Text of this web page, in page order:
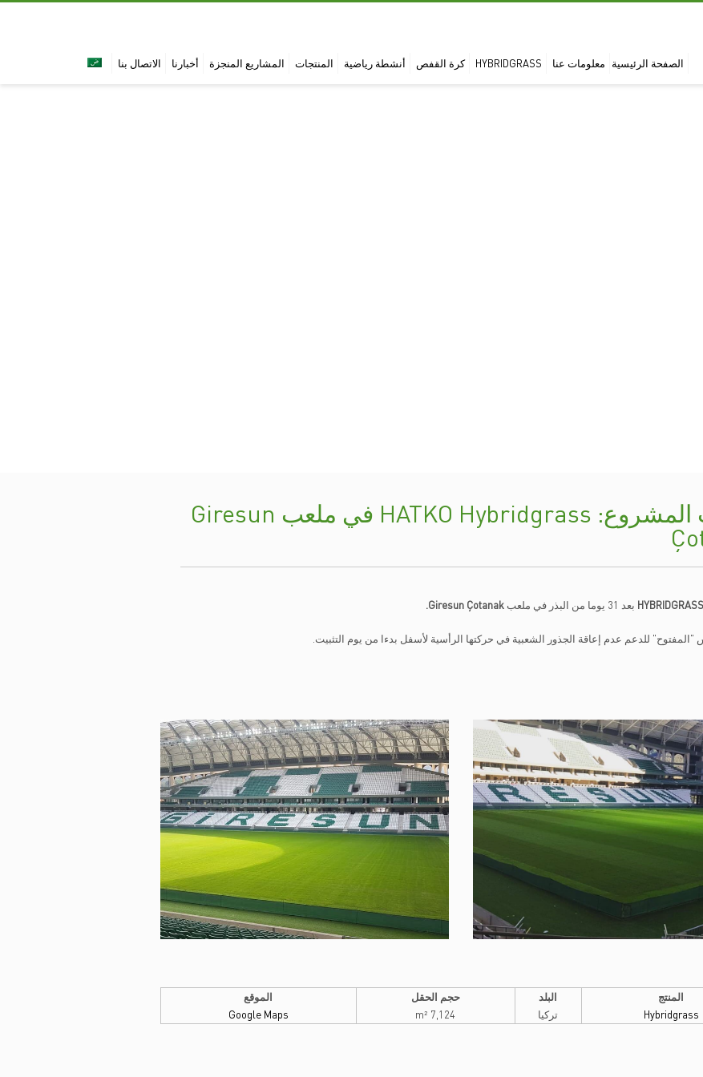
الصفحة الرئيسية معلومات عنا HYBRIDGRASS كرة القفص أنشطة رياضية المنتجات المشاريع المنجزة أخبارنا الاتصال بنا
تحديث المشروع: HATKO Hybridgrass في ملعب Giresun
بعد 31 يوما من البذر في ملعب Giresun Çotanak.
للدعم عدم إعاقة الجذور الشعبية في حركتها الرأسية لأسفل بدءا من يوم التثبيت.
المنتج
Hybridgrass
البلد
تركيا
حجم الحقل
7,124 m²
الموقع
Google Maps